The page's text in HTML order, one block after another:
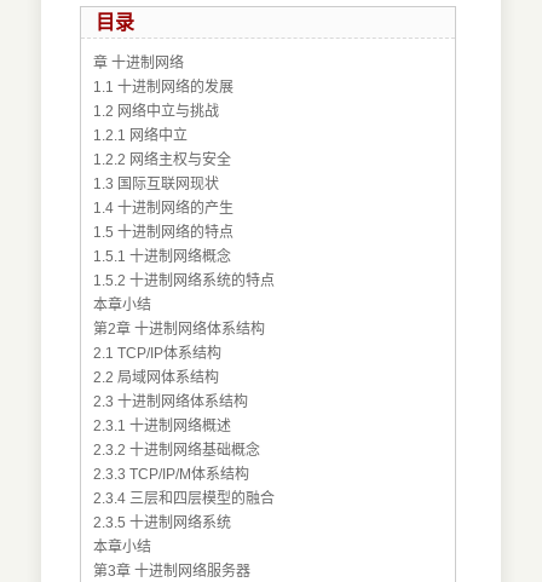
目录
章 十进制网络
1.1 十进制网络的发展
1.2 网络中立与挑战
1.2.1 网络中立
1.2.2 网络主权与安全
1.3 国际互联网现状
1.4 十进制网络的产生
1.5 十进制网络的特点
1.5.1 十进制网络概念
1.5.2 十进制网络系统的特点
本章小结
第2章 十进制网络体系结构
2.1 TCP/IP体系结构
2.2 局域网体系结构
2.3 十进制网络体系结构
2.3.1 十进制网络概述
2.3.2 十进制网络基础概念
2.3.3 TCP/IP/M体系结构
2.3.4 三层和四层模型的融合
2.3.5 十进制网络系统
本章小结
第3章 十进制网络服务器